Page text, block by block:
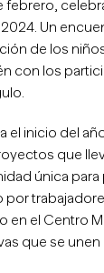
febrero,
Un
de los
con los
el inicio del
que
única para
en el Centro
que se